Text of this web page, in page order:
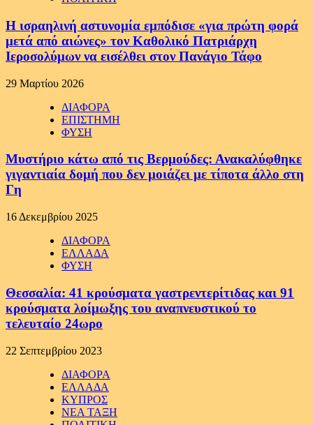
Η ισραηλινή αστυνομία εμπόδισε «για πρώτη φορά
μετά από αιώνες» τον Καθολικό Πατριάρχη
Ιεροσολύμων να εισέλθει στον Πανάγιο Τάφο
29 Μαρτίου 2026
ΔΙΑΦΟΡΑ
ΕΠΙΣΤΗΜΗ
ΦΥΣΗ
Μυστήριο κάτω από τις Βερμούδες: Ανακαλύφθηκε
γιγαντιαία δομή που δεν μοιάζει με τίποτα άλλο στη
Γη
16 Δεκεμβρίου 2025
ΔΙΑΦΟΡΑ
ΕΛΛΑΔΑ
ΦΥΣΗ
Θεσσαλία: 41 κρούσματα γαστρεντερίτιδας και 91
κρούσματα λοίμωξης του αναπνευστικού το
τελευταίο 24ωρο
22 Σεπτεμβρίου 2023
ΔΙΑΦΟΡΑ
ΕΛΛΑΔΑ
ΚΥΠΡΟΣ
ΝΕΑ ΤΑΞΗ